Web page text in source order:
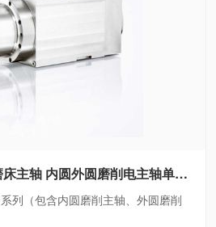
德国WEISS WEISS磨床主轴 内圆外圆磨削电主轴单元WEISS磨削主轴全系列（包含内圆磨削主轴、外圆磨削主轴、砂轮修整主轴）
列（包含内圆磨削主轴、外圆磨削